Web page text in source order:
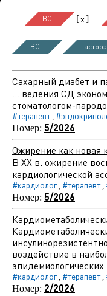
ВОП [x]
ВОП
Сахарный диабет и
... ведения СД
стоматологом-
#терапевт,
Номер: 5/2026
Ожирение как новая
В ХХ в. ожирение
кардиологической
#кардиолог, #терапевт,
Номер: 5/2026
воздействие в
#кардиолог, #терапевт,
Номер: 2/2026